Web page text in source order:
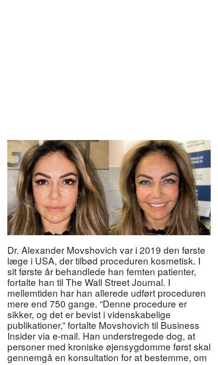
Dr. Alexander Movshovich var i 2019 den første
læge i USA, der tilbød proceduren kosmetisk. I
sit første år behandlede han femten patienter,
fortalte han til The Wall Street Journal. I
mellemtiden har han allerede udført proceduren
mere end 750 gange. “Denne procedure er
sikker, og det er bevist i videnskabelige
publikationer,” fortalte Movshovich til Business
Insider via e-mail. Han understregede dog, at
personer med kroniske øjensygdomme først skal
gennemgå en konsultation for at bestemme, om